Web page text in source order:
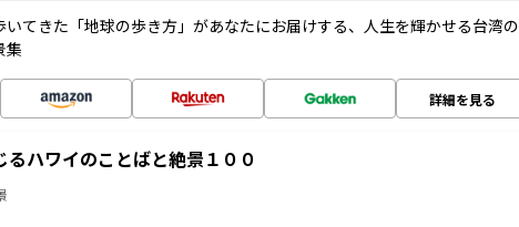
てきた「地球の歩き方」があなたにお届けする、人生を輝かせる台湾の
集
詳細を見る
るハワイのことばと絶景１００